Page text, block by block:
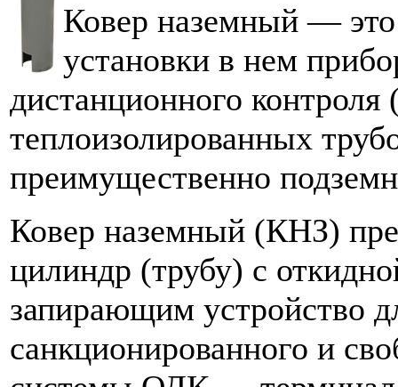
Ковер наземный — это
установки в нем
дистанционного
теплоизолированных
преимущественно
Ковер наземный (КНЗ)
цилиндр (трубу) с
запирающим устройство
санкционированного и